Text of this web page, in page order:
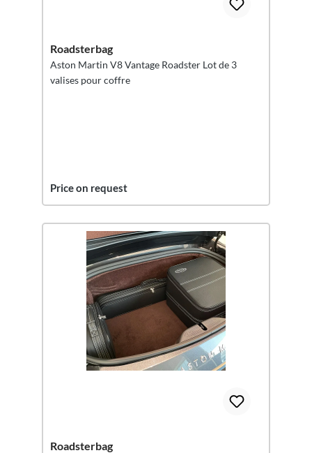
Roadsterbag
Aston Martin V8 Vantage Roadster Lot de 3
valises pour coffre
Price on request
Roadsterbag